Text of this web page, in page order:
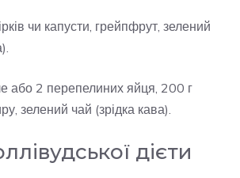
чи капусти, грейпфрут, зелений
або 2 перепелиних яйця, 200 г
зелений чай (зрідка кава).
дієти